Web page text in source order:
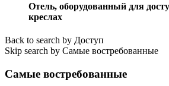
Отель, оборудованный для
креслах
Back to search by Доступ
Skip search by Самые востребованные
Самые востребованные